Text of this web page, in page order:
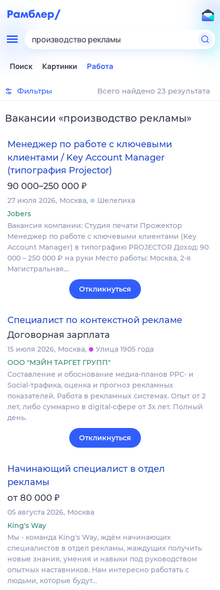
производство рекламы
Поиск Картинки Работа
Фильтры Всего найдено 23 результата
Вакансии «производство рекламы»
Менеджер по работе с ключевыми
клиентами / Key Account Manager
(типография Projector)
90 000–250 000 ₽
27 июля 2026 Москва
Шелепиха
Jobers
Вакансия компании: Студия печати Прожектор
Менеджер по работе с ключевыми клиентами (Key
Account Manager) в типографию PROJECTOR Доход: 90
000 – 250 000 ₽ на руки Место работы: Москва, 2-я
Магистральная…
Откликнуться
Специалист по контекстной рекламе
Договорная зарплата
15 июля 2026 Москва
Улица 1905 года
ООО "МЭЙН ТАРГЕТ ГРУПП"
Составление и обоснование медиа-планов PPC- и
Social-трафика, оценка и прогноз рекламных
показателей. Работа в рекламных системах. Опыт от 2
лет, либо суммарно в digital-сфере от 3х лет. Полный
день.
Откликнуться
Начинающий специалист в отдел
рекламы
от 80 000 ₽
05 августа 2026 Москва
King's Way
Мы - команда King's Way, ждём начинающих
специалистов в отдел рекламы, жаждущих получить
новые знания, умения и навыки под руководством
опытных наставников. Нам интересно работать с
людьми, которые будут…